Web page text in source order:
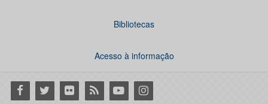
Bibliotecas
Acesso à informação
Facebook
Twitter Flickr RSS YoutubeInstagram